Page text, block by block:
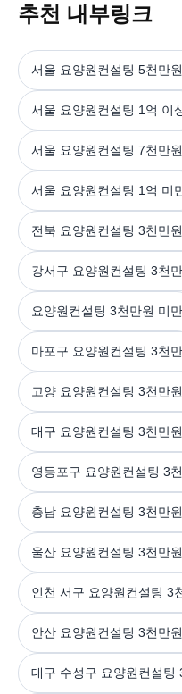
추천 내부링크
서울 요양원컨설팅 5천만
서울 요양원컨설팅 1억 이
서울 요양원컨설팅 7천만
서울 요양원컨설팅 1억 미
전북 요양원컨설팅 3천만
강서구 요양원컨설팅 3천
요양원컨설팅 3천만원 미만
마포구 요양원컨설팅 3천
고양 요양원컨설팅 3천만
대구 요양원컨설팅 3천만
영등포구 요양원컨설팅 3
충남 요양원컨설팅 3천만
울산 요양원컨설팅 3천만
인천 서구 요양원컨설팅 3
안산 요양원컨설팅 3천만
대구 수성구 요양원컨설팅